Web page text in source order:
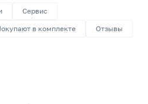
Сервис
в комплекте Отзывы